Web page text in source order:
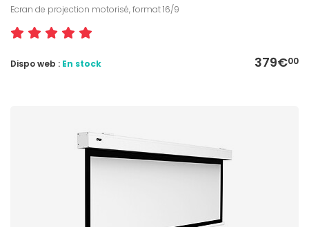
Ecran de projection motorisé, format 16/9
379€00
Dispo web : En stock